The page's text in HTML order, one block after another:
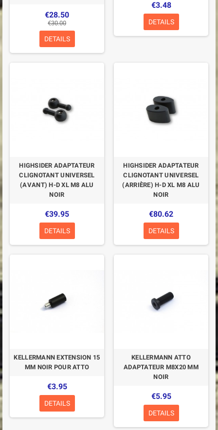
€28.50
€30.00
DETAILS
€3.48
DETAILS
HIGHSIDER ADAPTATEUR
CLIGNOTANT UNIVERSEL
(AVANT) H-D XL M8 ALU
NOIR
€39.95
DETAILS
HIGHSIDER ADAPTATEUR
CLIGNOTANT UNIVERSEL
(ARRIÈRE) H-D XL M8 ALU
NOIR
€80.62
DETAILS
KELLERMANN EXTENSION 15
MM NOIR POUR ATTO
€3.95
DETAILS
KELLERMANN ATTO
ADAPTATEUR M8X20 MM
NOIR
€5.95
DETAILS